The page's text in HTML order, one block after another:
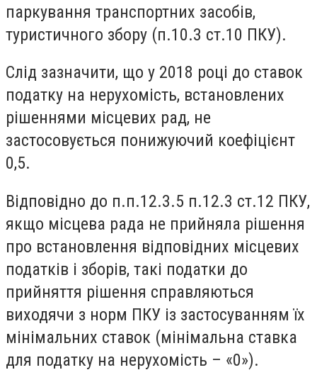
паркування транспортних засобів,
туристичного збору (п.10.3 ст.10 ПКУ).
Слід зазначити, що у 2018 році до ставок
податку на нерухомість, встановлених
рішеннями місцевих рад, не
застосовується понижуючий коефіцієнт
0,5.
Відповідно до п.п.12.3.5 п.12.3 ст.12 ПКУ,
якщо місцева рада не прийняла рішення
про встановлення відповідних місцевих
податків і зборів, такі податки до
прийняття рішення справляються
виходячи з норм ПКУ із застосуванням їх
мінімальних ставок (мінімальна ставка
для податку на нерухомість – «0»).